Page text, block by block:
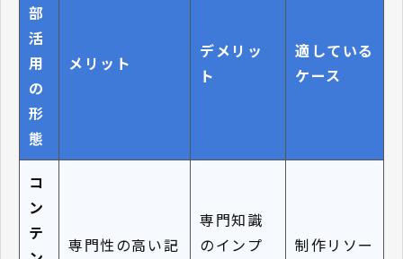
部
活
用
の
形
態
メリット
デメリッ
ト
適している
ケース
コ
ン
テ
専門性の高い記
専門知識
のインプ
制作リソー